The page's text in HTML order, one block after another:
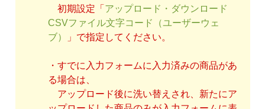
初期設定「 アップロード・ダウンロード
CSVファイル文字コード（ユーザーウェ
ブ）
」で指定してください。
・すでに入力フォームに入力済みの商品があ
る場合は、
アップロード後に洗い替えされ、新たにア